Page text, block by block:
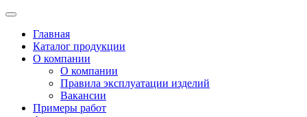
Главная
Каталог продукции
О компании
О компании
Правила эксплуатации изделий
Вакансии
Примеры работ